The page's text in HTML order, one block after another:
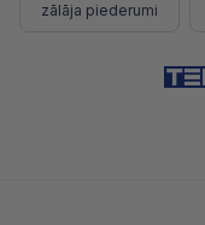
zālāja piederumi